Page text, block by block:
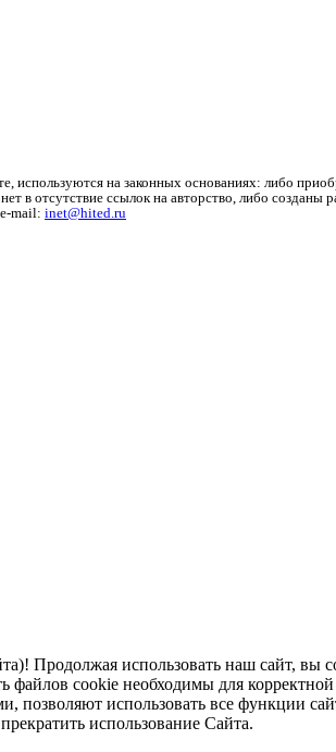
на законных основаниях: либо
в отсутствие ссылок на авторство, либо
mail: inet@hited.ru
Продолжая использовать наш сайт, вы
cookie необходимы для корректной
использовать все функции
использование Сайта.